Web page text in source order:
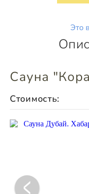
Это
Сауна
Стоимость: